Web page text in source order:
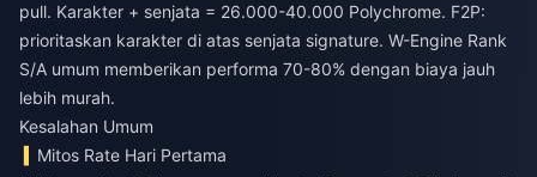
pull. Karakter + senjata = 26.000-40.000 Polychrome. F2P:
prioritaskan karakter di atas senjata signature. W-Engine Rank
S/A umum memberikan performa 70-80% dengan biaya jauh
lebih murah.
Kesalahan Umum
Mitos Rate Hari Pertama